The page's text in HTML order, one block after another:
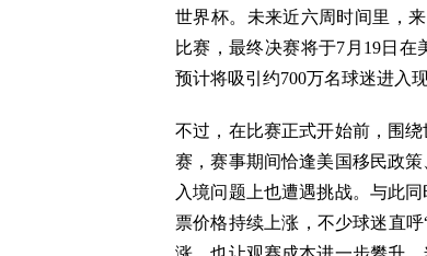
世界杯。未来近六周时间里，
比赛，最终决赛将于7月19日
预计将吸引约700万名球迷进入
不过，在比赛正式开始前，围
赛，赛事期间恰逢美国移民政
入境问题上也遭遇挑战。与此
票价格持续上涨，不少球迷直